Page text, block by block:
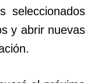
seleccionados
y abrir nuevas